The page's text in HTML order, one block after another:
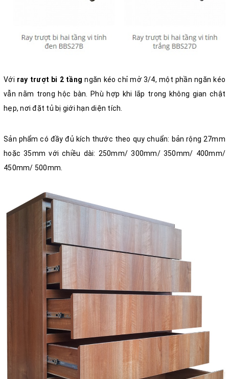
Với ray trượt bi 2 tầng ngăn kéo chỉ mở 3/4, một phần ngăn kéo
vẫn nằm trong hộc bàn. Phù hợp khi lắp trong không gian chật
hẹp, nơi đặt tủ bị giới hạn diện tích.
Sản phẩm có đầy đủ kích thước theo quy chuẩn: bản rộng 27mm
hoặc 35mm với chiều dài: 250mm/ 300mm/ 350mm/ 400mm/
450mm/ 500mm.